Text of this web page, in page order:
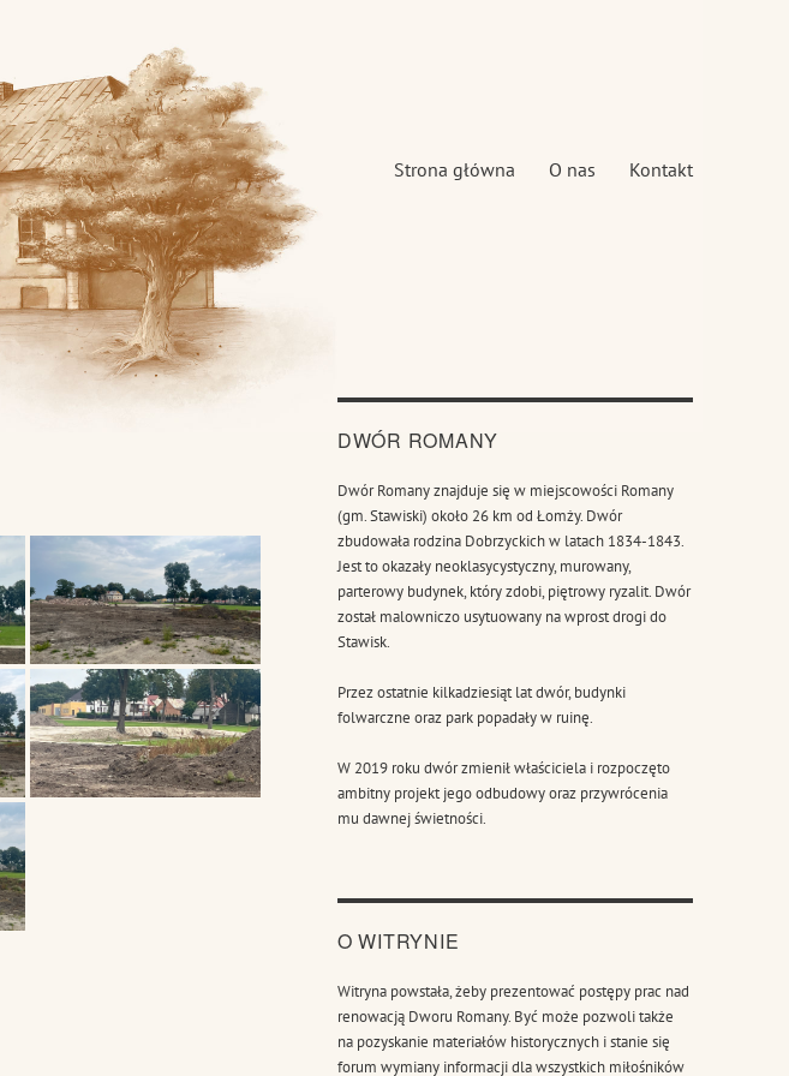
Strona główna O nas Kontakt
DWÓR ROMANY
Dwór Romany znajduje się w miejscowości Romany
(gm. Stawiski) około 26 km od Łomży. Dwór
zbudowała rodzina Dobrzyckich w latach 1834-1843.
Jest to okazały neoklasycystyczny, murowany,
parterowy budynek, który zdobi, piętrowy ryzalit. Dwór
został malowniczo usytuowany na wprost drogi do
Stawisk.
Przez ostatnie kilkadziesiąt lat dwór, budynki
folwarczne oraz park popadały w ruinę.
W 2019 roku dwór zmienił właściciela i rozpoczęto
ambitny projekt jego odbudowy oraz przywrócenia
mu dawnej świetności.
O WITRYNIE
Witryna powstała, żeby prezentować postępy prac nad
renowacją Dworu Romany. Być może pozwoli także
na pozyskanie materiałów historycznych i stanie się
forum wymiany informacji dla wszystkich miłośników